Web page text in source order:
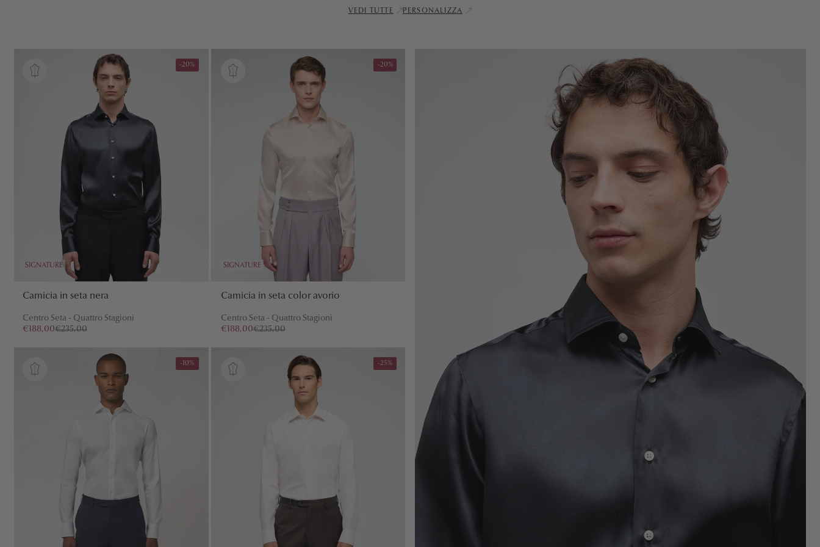
VEDI TUTTE PERSONALIZZA
SIGNATURE
-20%
Camicia in seta nera
Centro Seta - Quattro Stagioni
€188,00€235,00
SIGNATURE
-20%
Camicia in seta color avorio
Centro Seta - Quattro Stagioni
€188,00€235,00
-10% -25%